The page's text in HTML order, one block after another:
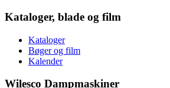
Kataloger, blade og film
Kataloger
Bøger og film
Kalender
Wilesco Dampmaskiner